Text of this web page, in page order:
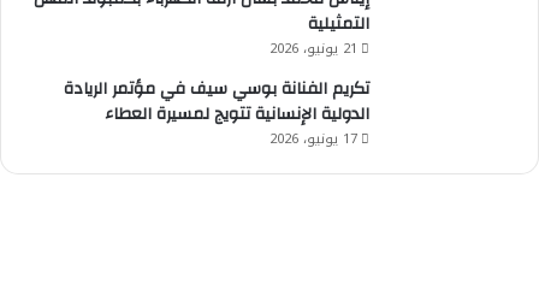
التمثيلية
21 يونيو، 2026
تكريم الفنانة بوسي سيف في مؤتمر الريادة
الدولية الإنسانية تتويج لمسيرة العطاء
17 يونيو، 2026